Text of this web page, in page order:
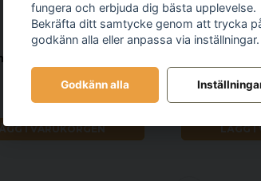
Tech Recoil Spring for
TANFOGLIO
109 kr
I VARUKORGEN
Eemann
for
LÄGG I
fungera och erbjuda dig bästa upplevelse.
Bekräfta ditt samtycke genom att trycka
godkänn alla eller anpassa via inställningar.
Godkänn alla